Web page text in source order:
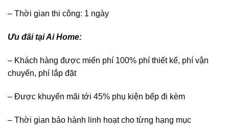
– Thời gian thi công: 1 ngày
Ưu đãi tại Ai Home:
– Khách hàng được miến phí 100% phí thiết kế, phí vận
chuyển, phí lắp đặt
– Được khuyến mãi tới 45% phụ kiện bếp đi kèm
– Thời gian bảo hành linh hoạt cho từng hạng mục